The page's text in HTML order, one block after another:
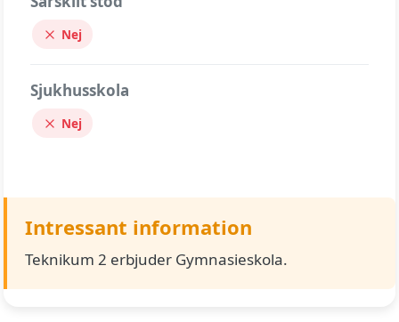
Nej
Sjukhusskola
Nej
Intressant information
Teknikum 2 erbjuder Gymnasieskola.